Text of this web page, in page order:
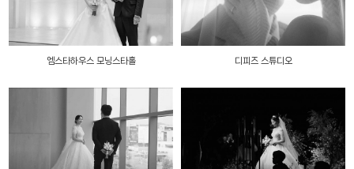
엠스타하우스 모닝스타홀 디피즈 스튜디오